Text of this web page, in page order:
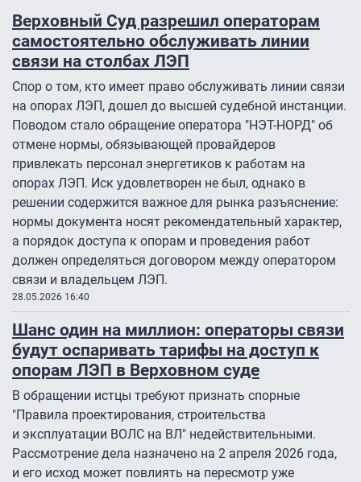
Верховный Суд разрешил операторам
самостоятельно обслуживать линии
связи на столбах ЛЭП
Спор о том, кто имеет право обслуживать линии связи
на опорах ЛЭП, дошел до высшей судебной инстанции.
Поводом стало обращение оператора "НЭТ-НОРД" об
отмене нормы, обязывающей провайдеров
привлекать персонал энергетиков к работам на
опорах ЛЭП. Иск удовлетворен не был, однако в
решении содержится важное для рынка разъяснение:
нормы документа носят рекомендательный характер,
а порядок доступа к опорам и проведения работ
должен определяться договором между оператором
связи и владельцем ЛЭП.
28.05.2026 16:40
Шанс один на миллион: операторы связи
будут оспаривать тарифы на доступ к
опорам ЛЭП в Верховном суде
В обращении истцы требуют признать спорные
"Правила проектирования, строительства
и эксплуатации ВОЛС на ВЛ" недействительными.
Рассмотрение дела назначено на 2 апреля 2026 года,
и его исход может повлиять на пересмотр уже